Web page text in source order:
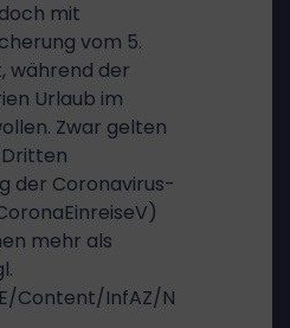
mit
vom 5.
während der
Urlaub im
Zwar gelten
der Coronavirus-
mehr als
Content/InfAZ/N